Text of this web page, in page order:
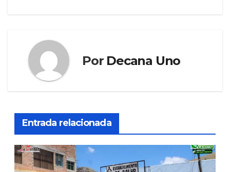
Por Decana Uno
Entrada relacionada